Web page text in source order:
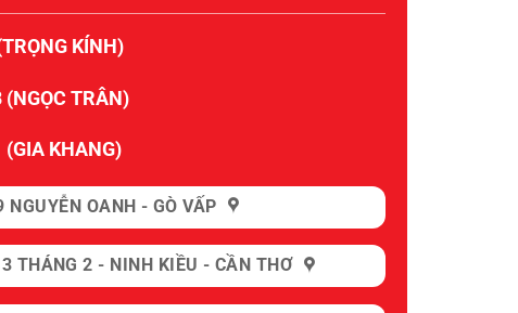
KÍNH)
TRÂN)
KHANG)
NGUYỄN OANH - GÒ VẤP
THÁNG 2 - NINH KIỀU - CẦN THƠ